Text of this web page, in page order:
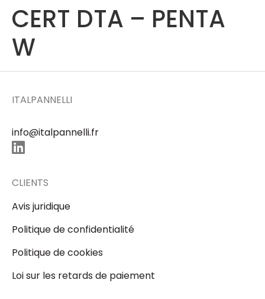
CERT DTA – PENTA
W
ITALPANNELLI
info@italpannelli.fr
CLIENTS
Avis juridique
Politique de confidentialité
Politique de cookies
Loi sur les retards de paiement